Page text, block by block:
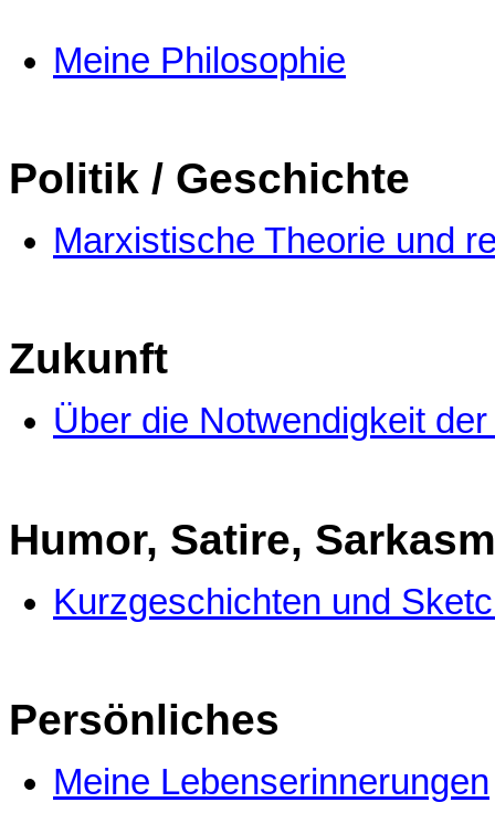
Meine Philosophie
Politik / Geschichte
Marxistische Theorie und
Zukunft
Über die Notwendigkeit
Humor, Satire,
Kurzgeschichten und
Persönliches
Meine Lebenserinnerungen